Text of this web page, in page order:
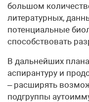
большом
литературных,
потенциальные
способствовать
В дальнейших
аспирантуру и
– расширять
подгруппы